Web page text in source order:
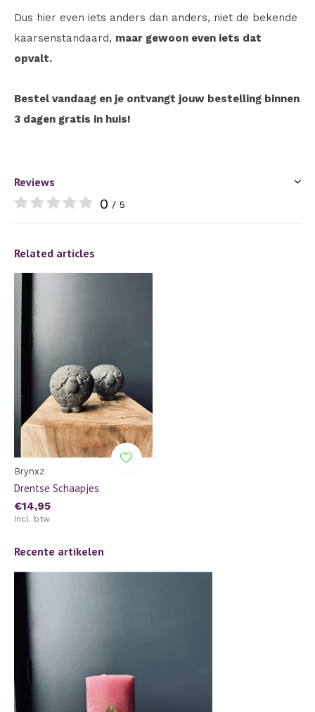
Dus hier even iets anders dan anders, niet de bekende
kaarsenstandaard, maar gewoon even iets dat
opvalt.
Bestel vandaag en je ontvangt jouw bestelling binnen
3 dagen gratis in huis!
Reviews
0 / 5
Related articles
Brynxz
Drentse Schaapjes
€14,95
Incl. btw
Recente artikelen